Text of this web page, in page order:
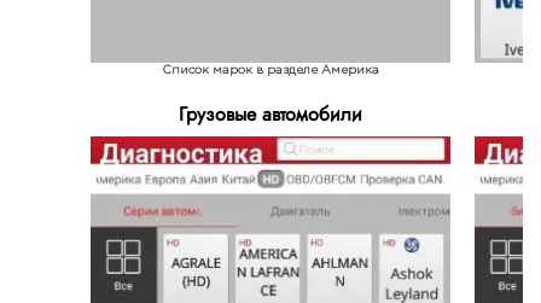
Список марок в разделе Америка
Грузовые автомобили